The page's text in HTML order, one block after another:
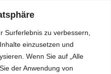
Surferlebnis zu verbessern,
einzusetzen und
Wenn Sie auf „Alle
der Anwendung von
UM DAS THEMA RDKS UND